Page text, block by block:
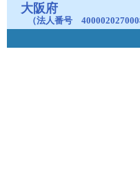
大阪府
（法人番号